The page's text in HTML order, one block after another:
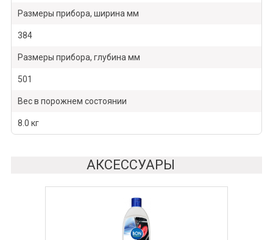
Размеры прибора, ширина мм
384
Размеры прибора, глубина мм
501
Вес в порожнем состоянии
8.0 кг
АКСЕССУАРЫ